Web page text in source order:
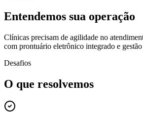
Entendemos sua operação
Clínicas precisam de agilidade no
com prontuário eletrônico integrado e
Desafios
O que resolvemos